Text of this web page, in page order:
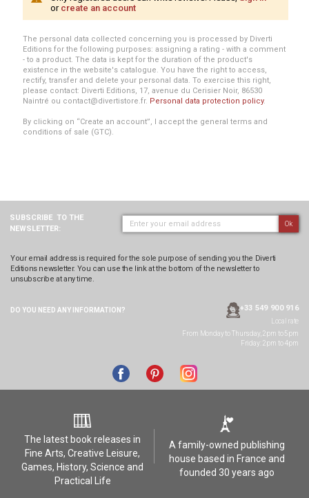
or create an account
The personal data collected concerning you is processed by Diverti
Editions for the following purposes: assigning a rating - with a comment
- to a product. The data is kept for the duration of the product's
existence in the website's catalogue. You have the right to access,
rectify, transfer and delete your personal data. To exercise this right,
please contact: Diverti Editions, 17, avenue du Cerisier Noir, 86530
Naintré ou contact@divertistore.fr. Personal data protection policy.
By clicking on “Create an account”, I accept the general terms and
conditions of sale (GTC).
SUBSCRIBE TO THE
NEWSLETTER:
Ok
Your email address is required for the sole purpose of sending you the Diverti
Editions newsletter. You can use the link at the bottom of the newsletter to
unsubscribe at any time.
DO YOU NEED ANY INFORMATION? +33 549 900 916
Local rate
From Monday to Thursday, 2pm to 5pm
Friday: 2pm to 4pm
The latest book releases in
Fine Arts, Creative Leisure,
Games, History, Science and
Practical Life
A family-owned publishing
house based in France and
founded 30 years ago